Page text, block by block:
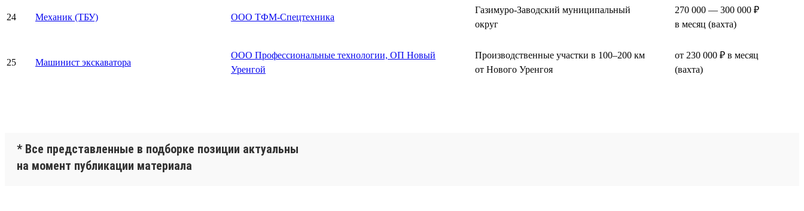
24 Механик (ТБУ) ООО ТФМ-Спецтехника
Газимуро-Заводский муниципальный
округ
270 000 — 300 000 ₽
в месяц (вахта)
25 Машинист экскаватора
ООО Профессиональные технологии, ОП Новый
Уренгой
Производственные участки в 100–200 км
от Нового Уренгоя
от 230 000 ₽ в месяц
(вахта)
* Все представленные в подборке позиции актуальны
на момент публикации материала